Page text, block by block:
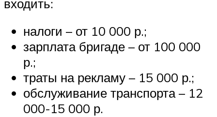
входить:
налоги – от 10 000 р.;
зарплата бригаде – от 100 000
р.;
траты на рекламу – 15 000 р.;
обслуживание транспорта – 12
000-15 000 р.